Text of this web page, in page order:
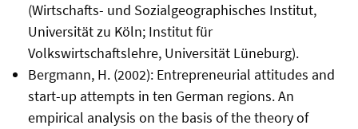
(Wirtschafts- und Sozialgeographisches Institut,
Universität zu Köln; Institut für
Volkswirtschaftslehre, Universität Lüneburg).
Bergmann, H. (2002): Entrepreneurial attitudes and
start-up attempts in ten German regions. An
empirical analysis on the basis of the theory of